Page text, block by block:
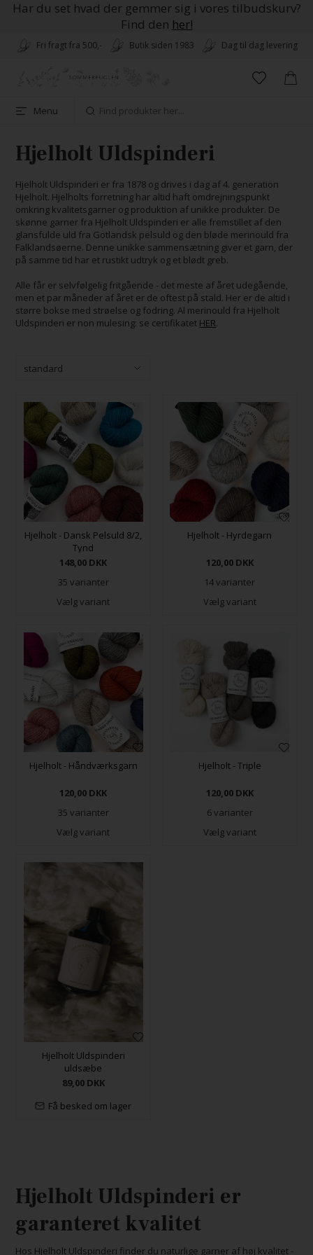
Har du set hvad der gemmer sig i vores tilbudskurv?
Find den her!
Fri fragt fra 500,- Butik siden 1983 Dag til dag levering
Menu
Hjelholt Uldspinderi
Hjelholt Uldspinderi er fra 1878 og drives i dag af 4. generation
Hjelholt. Hjelholts forretning har altid haft omdrejningspunkt
omkring kvalitetsgarner og produktion af unikke produkter. De
skønne garner fra Hjelholt Uldspinderi er alle fremstillet af den
glansfulde uld fra Gotlandsk pelsuld og den bløde merinould fra
Falklandsøerne. Denne unikke sammensætning giver et garn, der
på samme tid har et rustikt udtryk og et blødt greb.
Alle får er selvfølgelig fritgående - det meste af året udegående,
men et par måneder af året er de oftest på stald. Her er de altid i
større bokse med strøelse og fodring. Al merinould fra Hjelholt
Uldspinderi er non mulesing: se certifikatet HER.
Hjelholt - Dansk Pelsuld 8/2,
Tynd
148,00 DKK
35 varianter
Vælg variant
Hjelholt - Hyrdegarn
120,00 DKK
14 varianter
Vælg variant
Hjelholt - Håndværksgarn
120,00 DKK
35 varianter
Vælg variant
Hjelholt - Triple
120,00 DKK
6 varianter
Vælg variant
Hjelholt Uldspinderi
uldsæbe
89,00 DKK
Få besked om lager
Hjelholt Uldspinderi er
garanteret kvalitet
Hos Hjelholt Uldspinderi finder du naturlige garner af høj kvalitet -